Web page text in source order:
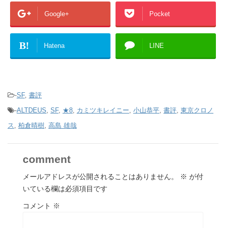
Google+ Pocket
B! Hatena LINE
-SF, 書評
-ALTDEUS, SF, ★8, カミツキレイニー, 小山恭平, 書評, 東京クロノ
ス, 柏倉晴樹, 高島 雄哉
comment
メールアドレスが公開されることはありません。 ※ が付
いている欄は必須項目です
コメント ※